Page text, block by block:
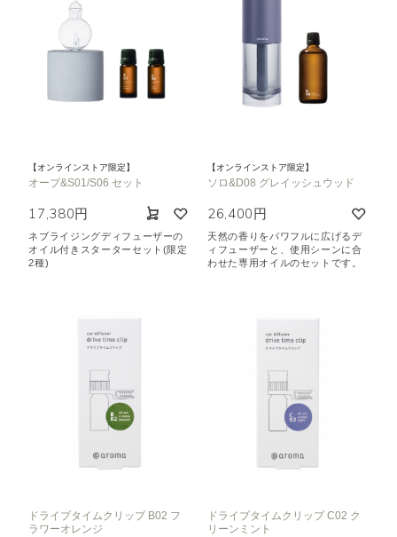
【オンラインストア限定】
オーブ&S01/S06 セット
17,380円
ネブライジングディフューザーの
オイル付きスターターセット(限定
2種)
【オンラインストア限定】
ソロ&D08 グレイッシュウッド
26,400円
天然の香りをパワフルに広げるデ
ィフューザーと、使用シーンに合
わせた専用オイルのセットです。
ドライブタイムクリップ B02 フ
ラワーオレンジ
ドライブタイムクリップ C02 ク
リーンミント